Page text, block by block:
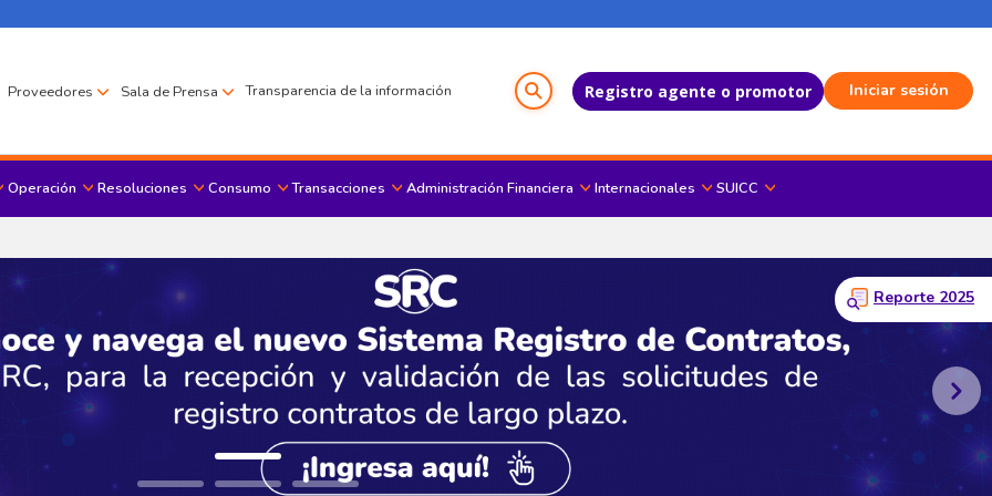
Proveedores Sala de Prensa Transparencia de la información Registro agente o promotor Iniciar sesión
Operación Resoluciones Consumo Transacciones Administración Financiera Internacionales SUICC
Reporte 2025